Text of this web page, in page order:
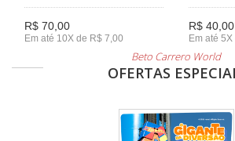
R$ 70,00
Em até 10X de R$ 7,00
R$ 40,00
Em até
Beto Carrero World
OFERTAS